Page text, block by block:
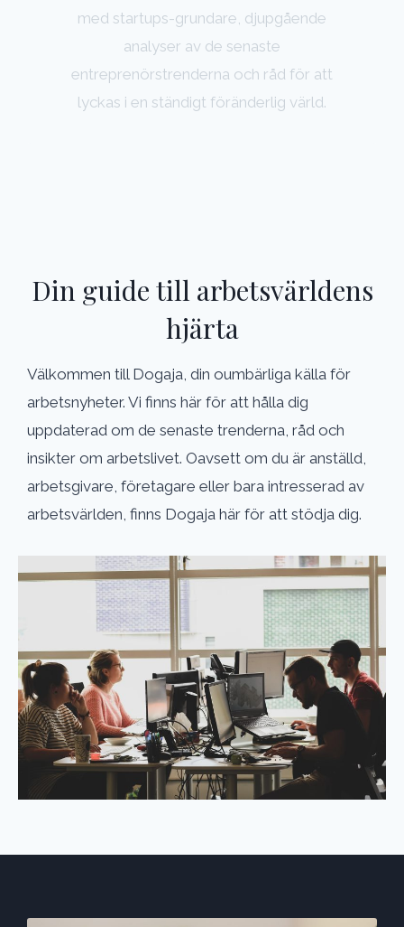
med startups-grundare, djupgående
analyser av de senaste
entreprenörstrenderna och råd för att
lyckas i en ständigt föränderlig värld.
Din guide till arbetsvärldens
hjärta
Välkommen till Dogaja, din oumbärliga källa för
arbetsnyheter. Vi finns här för att hålla dig
uppdaterad om de senaste trenderna, råd och
insikter om arbetslivet. Oavsett om du är anställd,
arbetsgivare, företagare eller bara intresserad av
arbetsvärlden, finns Dogaja här för att stödja dig.